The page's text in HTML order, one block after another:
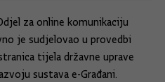
za online komunikaciju
je sudjelovao u provedbi
tijela državne uprave
sustava e-Građani.